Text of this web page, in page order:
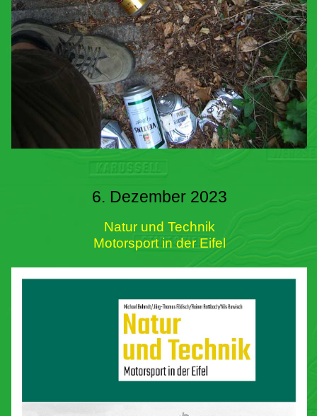
6. Dezember 2023
Natur und Technik
Motorsport in der Eifel